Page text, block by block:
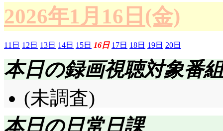
2026年1月16日(金)
11日 12日 13日 14日 15日 16日 17日 18日 19日 20日
本日の録画視聴対象番組
(未調査)
本日の日常日課